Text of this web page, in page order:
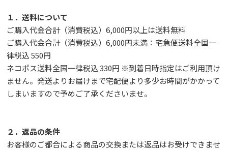
１．送料について
ご購入代金合計（消費税込）6,000円以上は送料無料
ご購入代金合計（消費税込）6,000円未満：宅急便送料全国一
律税込 550円
ネコポス送料全国一律税込 330円 ※到着日時指定はご利用頂け
ません。発送よりお届けまで宅配便より多少お時間がかかって
しまいますので予めご了承くださいませ。
２．返品の条件
お客様のご都合による商品の交換または返品はお受けできませ